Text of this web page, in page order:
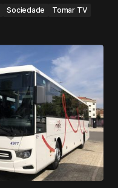
Sociedade
Tomar TV